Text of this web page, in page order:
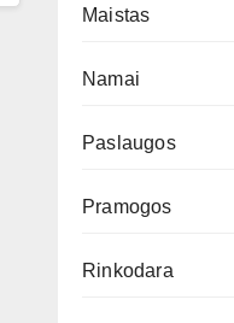
Maistas
Namai
Paslaugos
Pramogos
Rinkodara